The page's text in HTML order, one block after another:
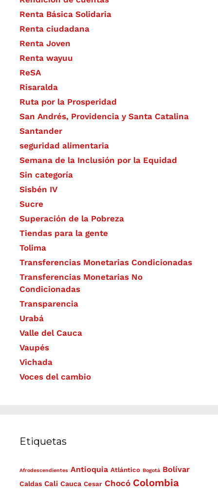
Renta Básica Solidaria
Renta ciudadana
Renta Joven
Renta wayuu
ReSA
Risaralda
Ruta por la Prosperidad
San Andrés, Providencia y Santa Catalina
Santander
seguridad alimentaria
Semana de la Inclusión por la Equidad
Sin categoría
Sisbén IV
Sucre
Superación de la Pobreza
Tiendas para la gente
Tolima
Transferencias Monetarias Condicionadas
Transferencias Monetarias No
Condicionadas
Transparencia
Urabá
Valle del Cauca
Vaupés
Vichada
Voces del cambio
Etiquetas
Afrodescendientes Antioquia Atlántico Bogotá Bolívar
Caldas Cali Cauca Cesar Chocó Colombia